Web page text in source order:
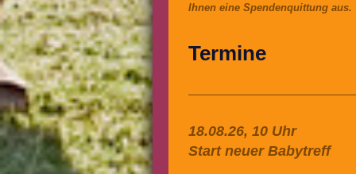
Ihnen eine Spendenquittung aus.
Termine
18.08.26, 10 Uhr
Start neuer Babytreff